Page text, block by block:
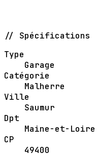
// Spécifications
Type
Garage
Catégorie
Malherre
Ville
Saumur
Dpt
Maine-et-
CP
49400